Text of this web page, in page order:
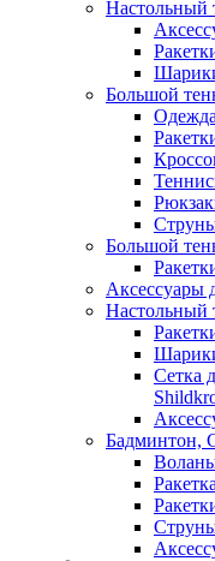
Настольный
Большой
Большой
Аксессуары
Настольный
Сетка
Бадминтон,